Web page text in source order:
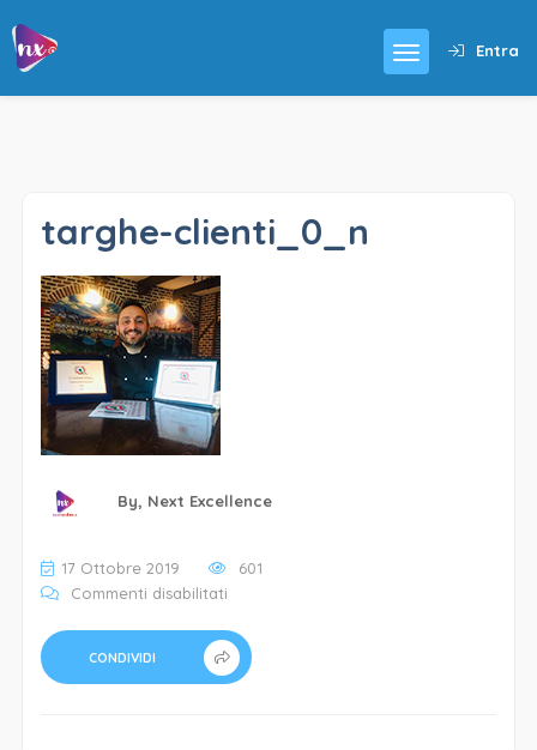
Entra
targhe-clienti_0_n
By, Next Excellence
17 Ottobre 2019
601
Commenti disabilitatisu
clienti_0_n
CONDIVIDI